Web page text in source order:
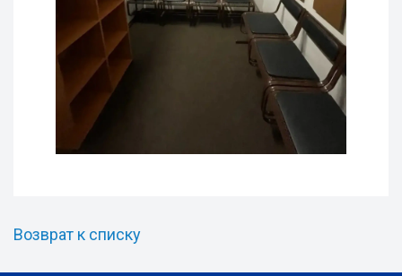
Возврат к списку